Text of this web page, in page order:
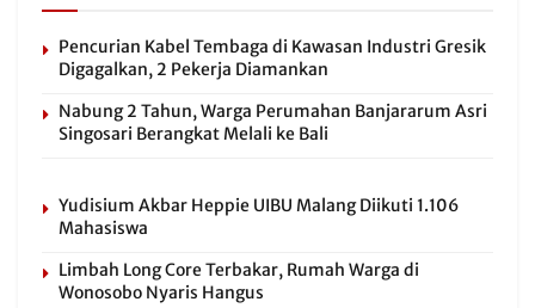
Pencurian Kabel Tembaga di Kawasan Industri Gresik
Digagalkan, 2 Pekerja Diamankan
Nabung 2 Tahun, Warga Perumahan Banjararum Asri
Singosari Berangkat Melali ke Bali
Yudisium Akbar Heppie UIBU Malang Diikuti 1.106
Mahasiswa
Limbah Long Core Terbakar, Rumah Warga di
Wonosobo Nyaris Hangus